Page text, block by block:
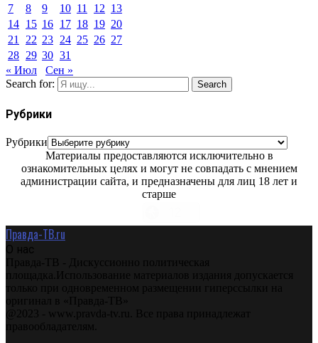
7
8 9 10 11 12 13
14 15 16 17 18 19 20
21
22 23 24 25 26 27
28 29 30 31
« Июл
Сен »
Search for:
Search
Рубрики
Рубрики
Материалы предоставляются исключительно в
ознакомительных целях и могут не совпадать с мнением
администрации сайта, и предназначены для лиц 18 лет и
старше
Правда-ТВ.ru
О нас
Правда-ТВ - Дискуссионно политическая
площадка.Использование материалов издания допускается
только при одновременном размещении гиперссылки на
оригинал в «Правда-ТВ»
@2023 - www.pravda-tv.ru. Все права принадлежат
правообладателям.